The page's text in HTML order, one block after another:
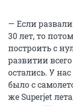
— Если
30 лет, то
построить с
развитии
остались. У
было с
же Superjet